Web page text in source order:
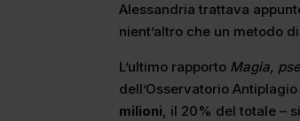
Alessandria trattava
nient’altro che un metodo
L’ultimo rapporto Magia,
dell’Osservatorio
milioni, il 20% del totale –